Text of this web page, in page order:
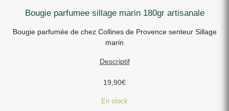
bougie parfumee sillage marin 180gr artisanale
Bougie parfumée de chez Collines de Provence senteur Sillage
marin
Descriptif
19,90€
En stock